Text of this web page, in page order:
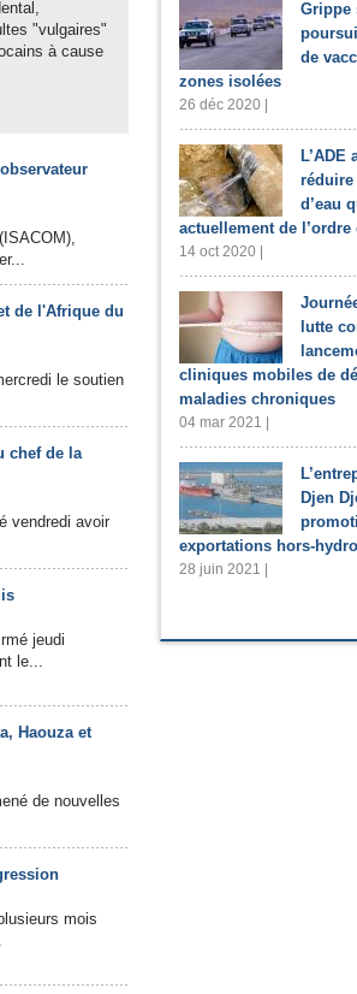
"vulgaires"
à cause
de l'Afrique du
le soutien
chef de la
vendredi avoir
jeudi
le...
Haouza et
de nouvelles
mois
Grippe
de
zones isolées
26 déc 2020 |
réduire
d’eau
actuellement de l’ordre
14 oct 2020 |
lutte
cliniques mobiles de
maladies chroniques
04 mar 2021 |
Djen
exportations hors-
28 juin 2021 |